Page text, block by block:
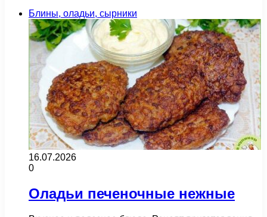
Блины, оладьи, сырники
16.07.2026
0
Оладьи печеночные нежные